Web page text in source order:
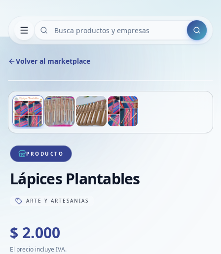
Buscar
Volver al marketplace
1/4
PRODUCTO
Lápices Plantables
ARTE Y ARTESANIAS
$ 2.000
El precio incluye IVA.